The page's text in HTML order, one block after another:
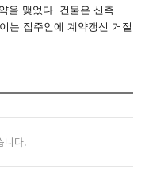
을 맺었다. 건물은 신축
는 집주인에 계약갱신 거절
니다.